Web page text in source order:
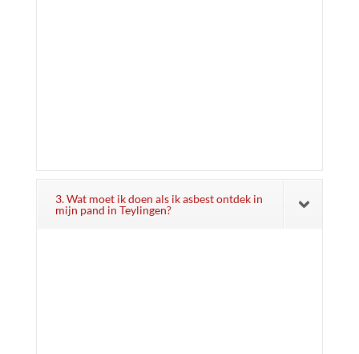
3. Wat moet ik doen als ik asbest ontdek in
mijn pand in Teylingen?